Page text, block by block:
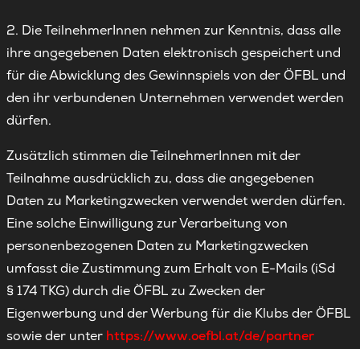
2. Die TeilnehmerInnen nehmen zur Kenntnis, dass alle
ihre angegebenen Daten elektronisch gespeichert und
für die Abwicklung des Gewinnspiels von der ÖFBL und
den ihr verbundenen Unternehmen verwendet werden
dürfen.
Zusätzlich stimmen die TeilnehmerInnen mit der
Teilnahme ausdrücklich zu, dass die angegebenen
Daten zu Marketingzwecken verwendet werden dürfen.
Eine solche Einwilligung zur Verarbeitung von
personenbezogenen Daten zu Marketingzwecken
umfasst die Zustimmung zum Erhalt von E-Mails (iSd
§ 174 TKG) durch die ÖFBL zu Zwecken der
Eigenwerbung und der Werbung für die Klubs der ÖFBL
sowie der unter https://www.oefbl.at/de/partner